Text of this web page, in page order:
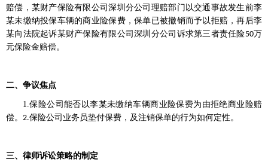
赔偿，某财产保险有限公司深圳分公司理赔部门以交通事故发生前李
某未缴纳投保车辆的商业险保费，保单已被撤销而予以拒赔，再后李
某向法院起诉某财产保险有限公司深圳分公司诉求第三者责任险50万
元保险金赔偿。
二、争议焦点
1. 保险公司能否以李某未缴纳车辆商业险保费为由拒绝商业险赔
偿。 2.保险公司业务员垫付保费，及注销保单的行为如何定性。
三、律师诉讼策略的制定